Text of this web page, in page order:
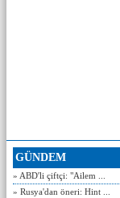
GÜNDEM
» ABD'li çiftçi: "Ailem ...
» Rusya'dan öneri: Hint ...